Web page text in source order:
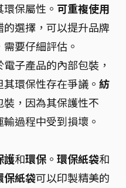
保屬性。 可重複使用
的選擇，可以提升品牌
要仔細評估。
子產品的內部包裝，
環保性存在爭議。 紡
，因為其保護性不
過程中受到損壞。
護和環保 。 環保紙袋和
保紙袋可以印製精美的